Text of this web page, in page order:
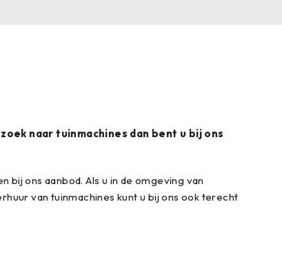
naar tuinmachines dan bent u bij ons
bij ons aanbod. Als u in de omgeving van
van tuinmachines kunt u bij ons ook terecht